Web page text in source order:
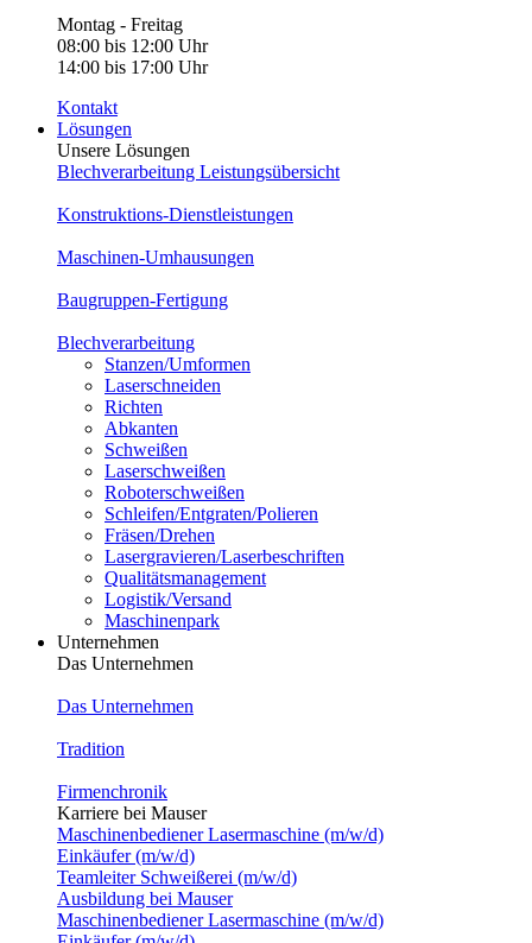
Montag - Freitag
08:00 bis 12:00 Uhr
14:00 bis 17:00 Uhr
Kontakt
Lösungen
Unsere Lösungen
Blechverarbeitung Leistungsübersicht
Konstruktions-Dienstleistungen
Maschinen-Umhausungen
Baugruppen-Fertigung
Blechverarbeitung
Stanzen/Umformen
Laserschneiden
Richten
Abkanten
Schweißen
Laserschweißen
Roboterschweißen
Schleifen/Entgraten/Polieren
Fräsen/Drehen
Lasergravieren/Laserbeschriften
Qualitätsmanagement
Logistik/Versand
Maschinenpark
Unternehmen
Das Unternehmen
Das Unternehmen
Tradition
Firmenchronik
Karriere bei Mauser
Maschinenbediener Lasermaschine (m/w/d)
Einkäufer (m/w/d)
Teamleiter Schweißerei (m/w/d)
Ausbildung bei Mauser
Maschinenbediener Lasermaschine (m/w/d)